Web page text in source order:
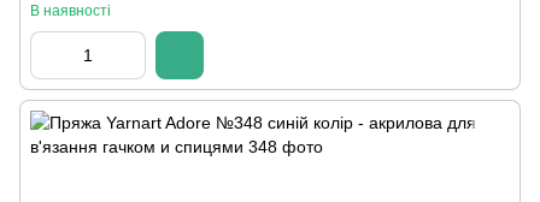
В наявності